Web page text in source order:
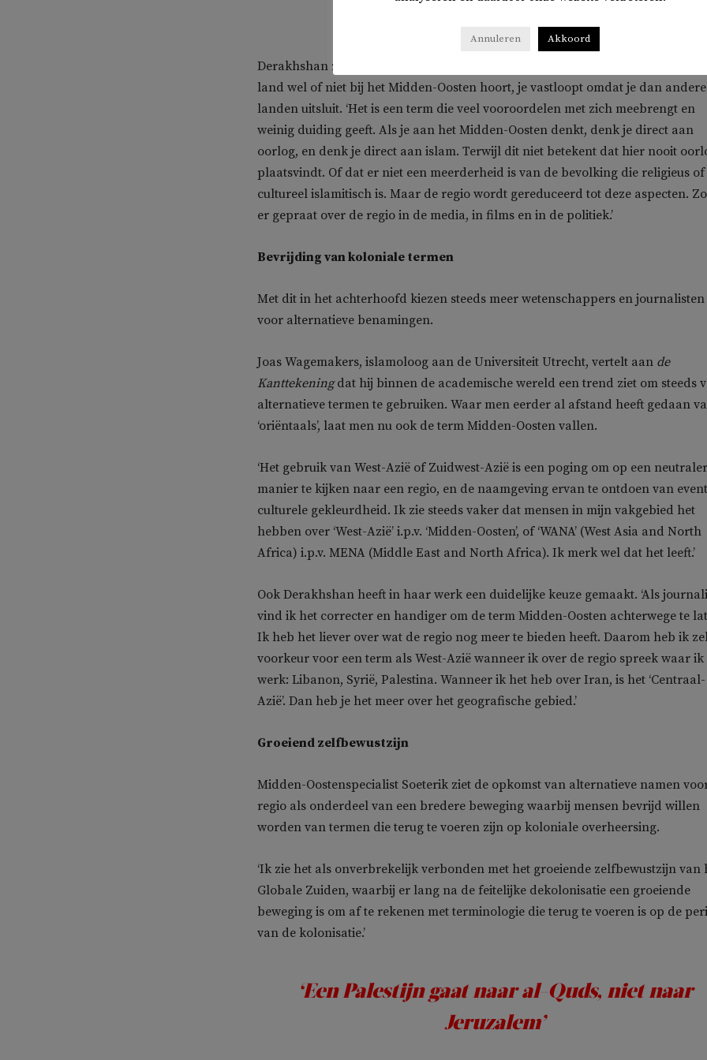
zich meebrengt’
Derakhshan zegt dat wanneer je probeert te argumenteren waarom een
land wel of niet bij het Midden-Oosten hoort, je vastloopt omdat je dan andere
landen uitsluit. ‘Het is een term die veel vooroordelen met zich meebrengt en
weinig duiding geeft. Als je aan het Midden-Oosten denkt, denk je direct aan
oorlog, en denk je direct aan islam. Terwijl dit niet betekent dat hier nooit
plaatsvindt. Of dat er niet een meerderheid is van de bevolking die religieus of
cultureel islamitisch is. Maar de regio wordt gereduceerd tot deze aspecten.
er gepraat over de regio in de media, in films en in de politiek.’
Bevrijding van koloniale termen
Met dit in het achterhoofd kiezen steeds meer wetenschappers en journalisten
voor alternatieve benamingen.
Joas Wagemakers, islamoloog aan de Universiteit Utrecht, vertelt aan de
Kanttekeningdat hij binnen de academische wereld een trend ziet om steeds
alternatieve termen te gebruiken. Waar men eerder al afstand heeft gedaan
‘oriëntaals’, laat men nu ook de term Midden-Oosten vallen.
‘Het gebruik van West-Azië of Zuidwest-Azië is een poging om op een
manier te kijken naar een regio, en de naamgeving ervan te ontdoen van
culturele gekleurdheid. Ik zie steeds vaker dat mensen in mijn vakgebied het
hebben over ‘West-Azië’ i.p.v. ‘Midden-Oosten’, of ‘WANA’ (West Asia and North
Africa) i.p.v. MENA (Middle East and North Africa). Ik merk wel dat het leeft.’
Ook Derakhshan heeft in haar werk een duidelijke keuze gemaakt. ‘Als
vind ik het correcter en handiger om de term Midden-Oosten achterwege te
Ik heb het liever over wat de regio nog meer te bieden heeft. Daarom heb ik
voorkeur voor een term als West-Azië wanneer ik over de regio spreek waar ik
werk: Libanon, Syrië, Palestina. Wanneer ik het heb over Iran, is het ‘Centraal-
Azië’. Dan heb je het meer over het geografische gebied.’
Groeiend zelfbewustzijn
Midden-Oostenspecialist Soeterik ziet de opkomst van alternatieve namen
regio als onderdeel van een bredere beweging waarbij mensen bevrijd willen
worden van termen die terug te voeren zijn op koloniale overheersing.
‘Ik zie het als onverbrekelijk verbonden met het groeiende zelfbewustzijn van
Globale Zuiden, waarbij er lang na de feitelijke dekolonisatie een groeiende
beweging is om af te rekenen met terminologie die terug te voeren is op de
van de kolonisatie.’
‘Een Palestijn gaat naar al-Quds, niet naar
Jeruzalem’
Annuleren Akkoord